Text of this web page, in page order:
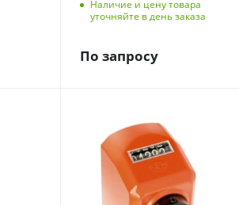
Наличие и цену товара
уточняйте в день заказа
По запросу